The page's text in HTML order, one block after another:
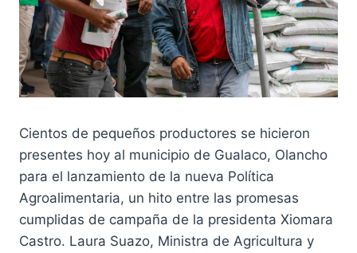
Cientos de pequeños productores se hicieron
presentes hoy al municipio de Gualaco, Olancho
para el lanzamiento de la nueva Política
Agroalimentaria, un hito entre las promesas
cumplidas de campaña de la presidenta Xiomara
Castro. Laura Suazo, Ministra de Agricultura y